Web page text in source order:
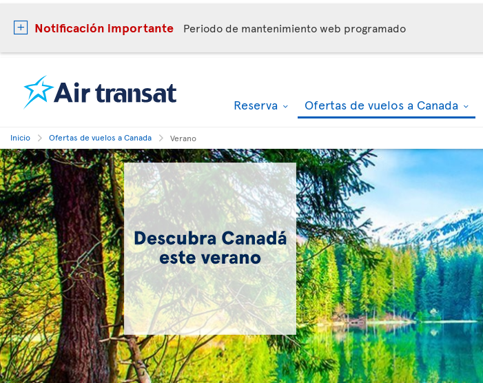
Notificación importante Periodo de mantenimiento web programado
Reserva Ofertas de vuelos a Canada
Inicio Ofertas de vuelos a Canada Verano